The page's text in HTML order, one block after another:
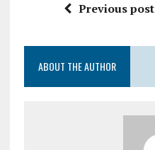
Previous post
ABOUT THE AUTHOR